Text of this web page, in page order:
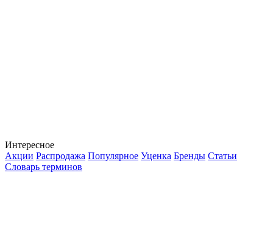
Интересное
Акции Распродажа Популярное Уценка Бренды Статьи
Словарь терминов